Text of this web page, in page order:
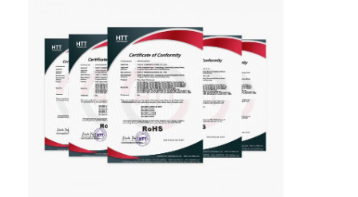
Optische Zendontvangermodule
vezel optische media convertor
De Schakelaar van de Ethernetvezel
Uitrusting van het vezel de Optische Hulpmiddel